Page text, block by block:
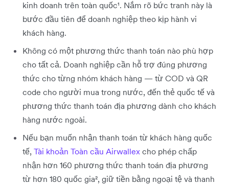
kinh doanh trên toàn quốc¹. Nắm rõ bức tranh này là
bước đầu tiên để doanh nghiệp theo kịp hành vi
khách hàng.
Không có một phương thức thanh toán nào phù hợp
cho tất cả. Doanh nghiệp cần hỗ trợ đúng phương
thức cho từng nhóm khách hàng — từ COD và QR
code cho người mua trong nước, đến thẻ quốc tế và
phương thức thanh toán địa phương dành cho khách
hàng nước ngoài.
Nếu bạn muốn nhận thanh toán từ khách hàng quốc
tế, Tài khoản Toàn cầu Airwallex cho phép chấp
nhận hơn 160 phương thức thanh toán địa phương
từ hơn 180 quốc gia², giữ tiền bằng ngoại tệ và thanh